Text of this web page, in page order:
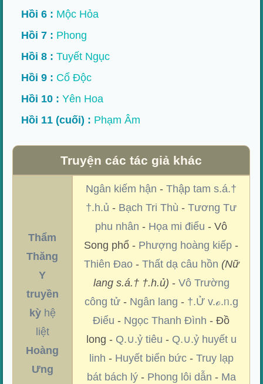
Hồi 6 : Mộc Hỏa
Hồi 7 : Phong
Hồi 8 : Tuyết Ngục
Hồi 9 : Cổ Độc
Hồi 10 : Yên Hoa
Hồi 11 (cuối) : Phạm Âm
Truyện các tác giả khác
Thẩm
Thăng
Y
truyền
kỳhệ
liệt
Hoàng
Ưng
Ngân kiếm hận -Thập tam s.á.†
†.h.ủ - Bạch Tri Thù -Tương Tư
phu nhân - Họa mi điểu - Vô
Song phổ - Phượng hoàng kiếp -
Thiên Đao- Thất dạ câu hồn (Nữ
lang s.á.† †.h.ủ) - Vô Trường
công tử- Ngân lang - †.Ử v.ℴ.ᥒ.g
Điểu - Ngọc Thanh Đình - Đồ
long - Q.∪.ỷ tiêu - Q.∪.ỷ huyết u
linh - Huyết biển bức- Truy lạp
bát bách lý- Phong lôi dẫn - Ma